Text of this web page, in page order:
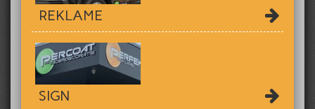
REKLAME
SIGN